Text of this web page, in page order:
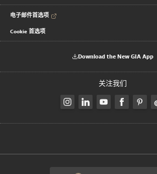
电子邮件首选项
Cookie 首选项
Download the New GIA App
关注我们